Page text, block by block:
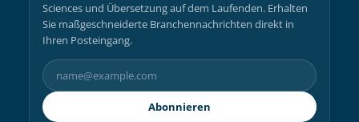
Sciences und Übersetzung auf dem Laufenden. Erhalten
Sie maßgeschneiderte Branchennachrichten direkt in
Ihren Posteingang.
Abonnieren